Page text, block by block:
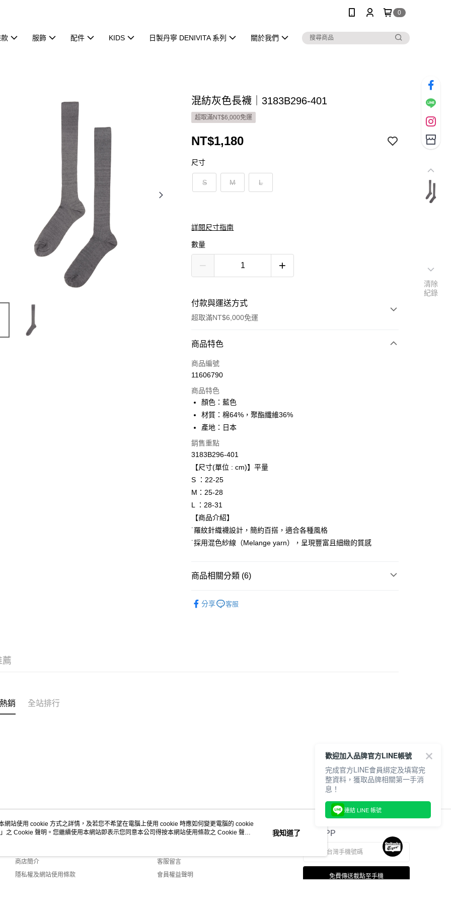
0
服飾 配件 KIDS 日製丹寧 DENIVITA 系列 關於我們
混紡灰色長襪｜3183B296-401
超取滿NT$6,000免運
NT$1,180
尺寸
S M L
詳閱尺寸指南
數量
付款與運送方式
超取滿NT$6,000免運
付款方式
信用卡一次付款
ATM付款
運送方式
全家取貨付款
每筆NT$80，滿NT$6,000(含以上)免運費
付款後全家取貨
每筆NT$80，滿NT$6,000(含以上)免運費
萊爾富取貨付款
每筆NT$80，滿NT$6,000(含以上)免運費
付款後萊爾富取貨
7-11取貨付款
商品特色
商品編號
11606790
商品特色
顏色：藍色
材質：棉64%，聚酯纖維36%
產地：日本
銷售重點
3183B296-401
【尺寸(單位 : cm)】平量
S ：22-25
M：25-28
L ：28-31
【商品介紹】
˙羅紋針織襪設計，簡約百搭，適合各種風格
˙採用混色紗線（Melange yarn），呈現豐富且細緻的質感
商品相關分類 (6)
分享 客服
薦
銷 全站排行
關於我們
商店簡介
隱私權及網站使用條款
客服資訊
客服留言
會員權益聲明
官方APP
免費傳送載點至手機
清除
紀錄
網站使用 cookie 方式之詳情，及若您不希望在電腦上使用 cookie 時應如何變更電腦的 cookie
」之 Cookie 聲明。您繼續使用本網站即表示您同意本公司得按本網站使用條款之 Cookie 聲明
我知道了
歡迎加入品牌官方LINE帳號
完成官方LINE會員綁定及填寫完
整資料，獲取品牌相關第一手消
息！
連結 LINE 帳號